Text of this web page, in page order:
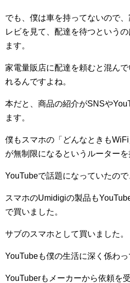
でも、僕は車を持ってないので
レビを見て、配達を待つという
ます。
家電量販店に配達を頼むと混ん
れるんですよね。
本だと、商品の紹介がSNSや
ます。
僕もスマホの「どんなときも
が無制限になるというルーターを
YouTubeで話題になっていたので
スマホのUmidigiの製品も
で買いました。
サブのスマホとして買いました。
YouTubeも僕の生活に深く係わっ
YouTuberもメーカーから依頼を